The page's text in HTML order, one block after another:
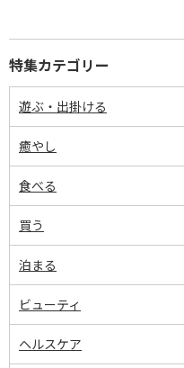
特集カテゴリー
遊ぶ・出掛ける
癒やし
食べる
買う
泊まる
ビューティ
ヘルスケア